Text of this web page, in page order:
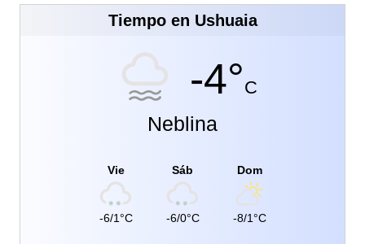
Tiempo en Ushuaia
-4°C
Neblina
Vie
-6/1°C
Sáb
-6/0°C
Dom
-8/1°C